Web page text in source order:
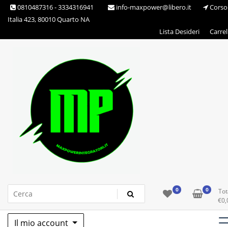
Skip 0810487316 - 3334316941 info-maxpower@libero.it
Corso
Italia 423, 80010 Quarto NA
Lista Desideri
Max Power Integratori 0 0
€
Il mio account